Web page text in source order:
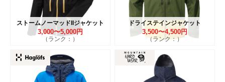
ストームノーマッドIIジャケット
3,000〜5,000円
（ランク：）
ドライステインジャケット
3,500〜4,500円
（ランク：）